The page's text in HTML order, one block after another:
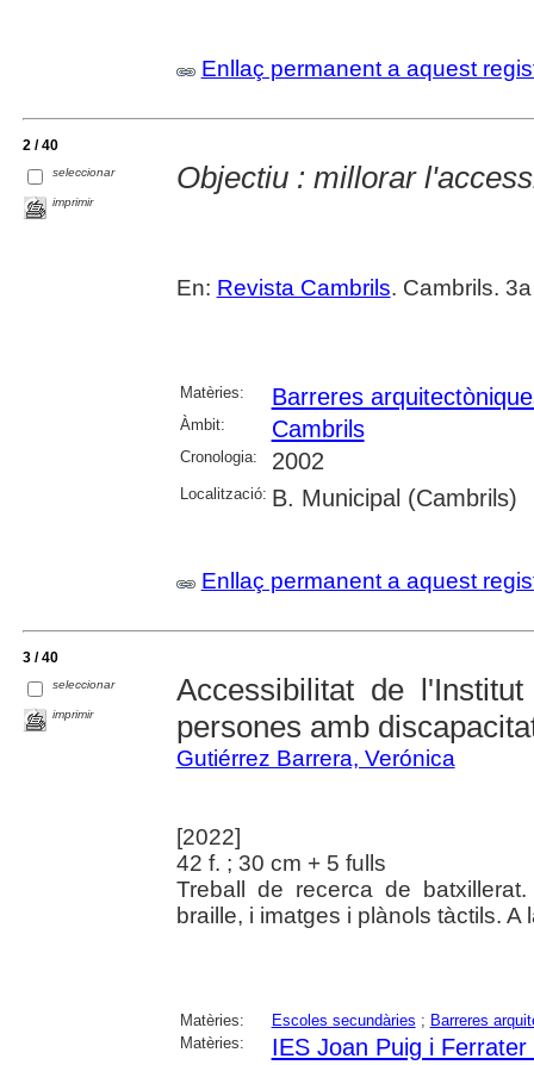
Enllaç permanent a aquest
2 / 40
seleccionar
imprimir
Objectiu : millorar
En: Revista Cambrils. Cambrils.
Matèries: Barreres
Àmbit: Cambrils
Cronologia: 2002
Localització: B. Municipal (Cambrils)
Enllaç permanent a aquest
3 / 40
seleccionar
imprimir
Accessibilitat de
persones amb
Gutiérrez Barrera, Verónica
[2022]
42 f. ; 30 cm + 5 fulls
Treball de recerca de
braille, i imatges i plànols tàctils.
Matèries: Escoles secundàries ; Barreres
Matèries:
IES Joan Puig i